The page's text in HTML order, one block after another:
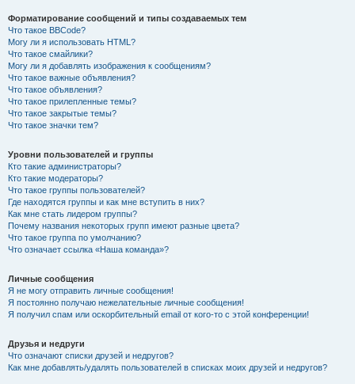
Форматирование сообщений и типы создаваемых тем
Что такое BBCode?
Могу ли я использовать HTML?
Что такое смайлики?
Могу ли я добавлять изображения к сообщениям?
Что такое важные объявления?
Что такое объявления?
Что такое прилепленные темы?
Что такое закрытые темы?
Что такое значки тем?
Уровни пользователей и группы
Кто такие администраторы?
Кто такие модераторы?
Что такое группы пользователей?
Где находятся группы и как мне вступить в них?
Как мне стать лидером группы?
Почему названия некоторых групп имеют разные цвета?
Что такое группа по умолчанию?
Что означает ссылка «Наша команда»?
Личные сообщения
Я не могу отправить личные сообщения!
Я постоянно получаю нежелательные личные сообщения!
Я получил спам или оскорбительный email от кого-то с этой конференции!
Друзья и недруги
Что означают списки друзей и недругов?
Как мне добавлять/удалять пользователей в списках моих друзей и недругов?